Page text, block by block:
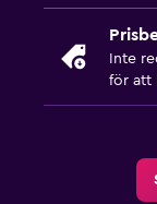
Inte
för att